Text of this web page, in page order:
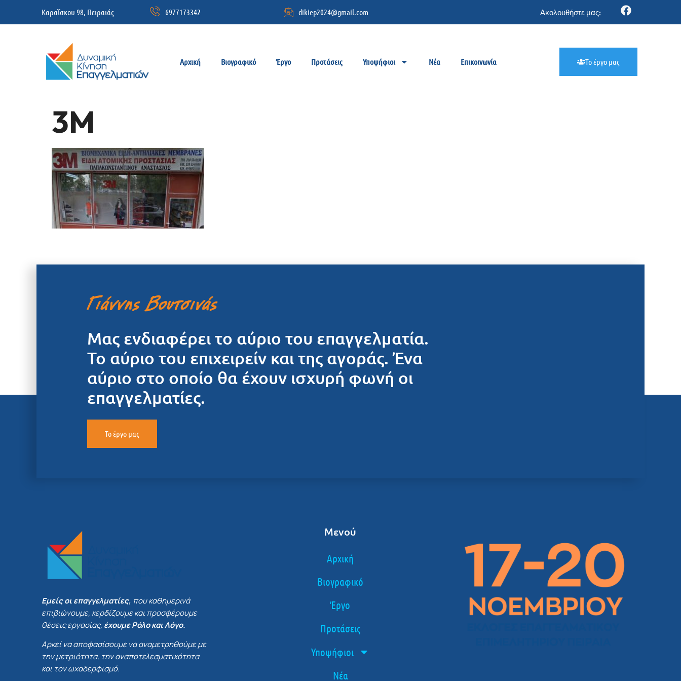
Καραΐσκου 98, Πειραιάς 6977173342 dikiep2024@gmail.com Ακολουθήστε μας:
Αρχική Βιογραφικό Έργο Προτάσεις Υποψήφιοι Νέα Επικοινωνία Το έργο μας
3M
Μας ενδιαφέρει το αύριο του επαγγελματία.
Το αύριο του επιχειρείν και της αγοράς. Ένα
αύριο στο οποίο θα έχουν ισχυρή φωνή οι
επαγγελματίες.
Το έργο μας
Εμείς οι επαγγελματίες, που καθημερινά
επιβιώνουμε, κερδίζουμε και προσφέρουμε
θέσεις εργασίας, έχουμε Ρόλο και Λόγο.
Αρκεί να αποφασίσουμε να αναμετρηθούμε με
την μετριότητα, την αναποτελεσματικότητα
και τον ωχαδερφισμό.
Μενού
Αρχική
Βιογραφικό
Έργο
Προτάσεις
Υποψήφιοι
Νέα